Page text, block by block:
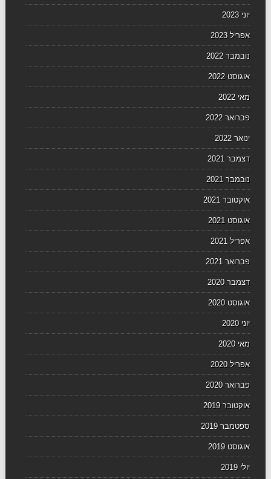
יוני 2023
אפריל 2023
נובמבר 2022
אוגוסט 2022
מאי 2022
פברואר 2022
ינואר 2022
דצמבר 2021
נובמבר 2021
אוקטובר 2021
אוגוסט 2021
אפריל 2021
פברואר 2021
דצמבר 2020
אוגוסט 2020
יוני 2020
מאי 2020
אפריל 2020
פברואר 2020
אוקטובר 2019
ספטמבר 2019
אוגוסט 2019
יולי 2019